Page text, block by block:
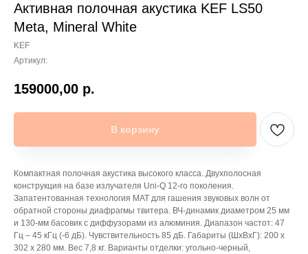
Активная полочная акустика KEF LS50
Meta, Mineral White
KEF
Артикул:
159000,00 р.
В корзину
Компактная полочная акустика высокого класса. Двухполосная
конструкция на базе излучателя Uni-Q 12-го поколения.
Запатентованная технология MAT для гашения звуковых волн от
обратной стороны диафрагмы твитера. ВЧ-динамик диаметром 25 мм
и 130-мм басовик с диффузорами из алюминия. Диапазон частот: 47
Гц – 45 кГц (-6 дБ). Чувствительность 85 дБ. Габариты (ШхВхГ): 200 x
302 x 280 мм. Вес 7,8 кг. Варианты отделки: угольно-черный,